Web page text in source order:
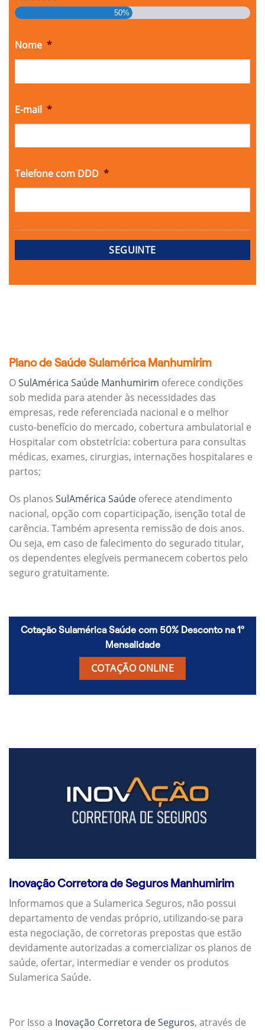
50%
Nome *
E-mail *
Telefone com DDD *
Plano de Saúde Sulamérica Manhumirim
OSulAmérica Saúde Manhumirim oferece condições
sob medida para atender às necessidades das
empresas, rede referenciada nacional e o melhor
custo-benefício do mercado, cobertura ambulatorial e
Hospitalar com obstetrícia: cobertura para consultas
médicas, exames, cirurgias, internações hospitalares e
partos;
Os planos SulAmérica Saúde oferece atendimento
nacional, opção com coparticipação, isenção total de
carência. Também apresenta remissão de dois anos.
Ou seja, em caso de falecimento do segurado titular,
os dependentes elegíveis permanecem cobertos pelo
seguro gratuitamente.
Cotação Sulamérica Saúde com 50% Desconto na 1º
Mensalidade
COTAÇÃO ONLINE
Inovação Corretora de Seguros Manhumirim
Informamos que a Sulamerica Seguros, não possui
departamento de vendas próprio, utilizando-se para
esta negociação, de corretoras prepostas que estão
devidamente autorizadas a comercializar os planos de
saúde, ofertar, intermediar e vender os produtos
Sulamerica Saúde.
Por Isso a Inovação Corretora de Seguros, através de